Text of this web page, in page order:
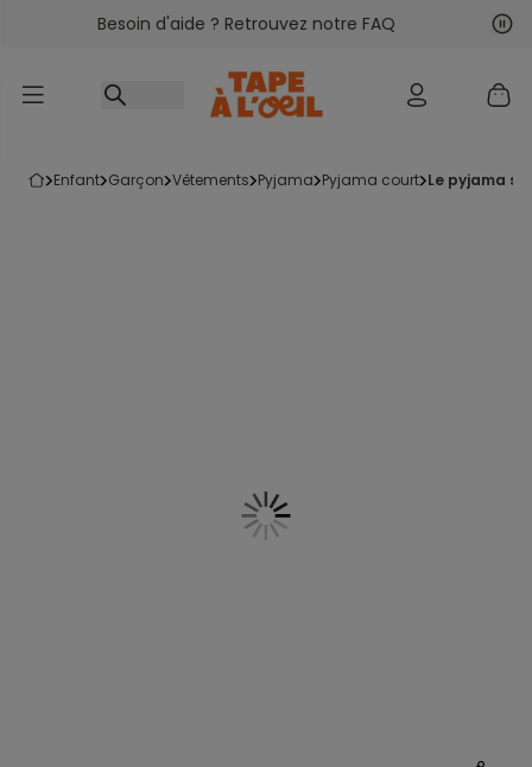
Accéder au contenu
Besoin d'aide ? Retrouvez notre FAQ
enfant garçon vêtements pyjama pyjama court le pyjama